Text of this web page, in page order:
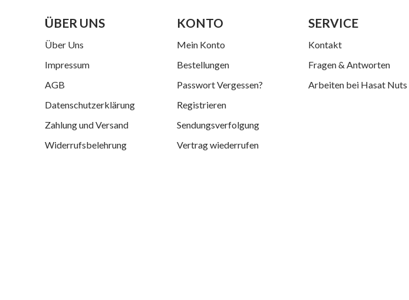
ÜBER UNS
Über Uns
Impressum
AGB
Datenschutzerklärung
Zahlung und Versand
Widerrufsbelehrung
KONTO
Mein Konto
Bestellungen
Passwort Vergessen?
Registrieren
Sendungsverfolgung
Vertrag wiederrufen
SERVICE
Kontakt
Fragen & Antworten
Arbeiten bei Hasat Nuts